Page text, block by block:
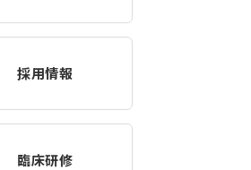
採用情報
臨床研修